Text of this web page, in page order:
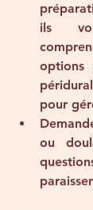
ils
options
pour
ou